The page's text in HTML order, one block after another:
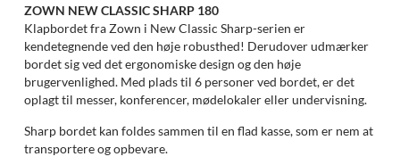
ZOWN NEW CLASSIC SHARP 180
Klapbordet fra Zown i New Classic Sharp-serien er
kendetegnende ved den høje robusthed! Derudover udmærker
bordet sig ved det ergonomiske design og den høje
brugervenlighed. Med plads til 6 personer ved bordet, er det
oplagt til messer, konferencer, mødelokaler eller undervisning.
Sharp bordet kan foldes sammen til en flad kasse, som er nem at
transportere og opbevare.